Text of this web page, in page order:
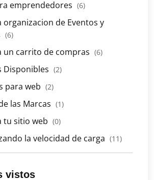
emprendedores (6)
organizacion de Eventos y
(6)
un carrito de compras (6)
Disponibles (2)
para web (2)
las Marcas (1)
tu sitio web (0)
la velocidad de carga (11)
vistos